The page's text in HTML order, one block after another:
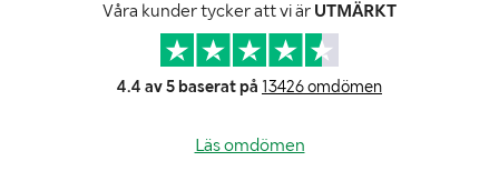
Våra kunder tycker att vi är UTMÄRKT
4.4 av 5 baserat på 13426 omdömen
Läs omdömen